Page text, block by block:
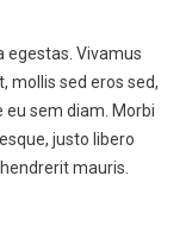
egestas. Vivamus
mollis sed eros sed,
sem diam. Morbi
justo libero
mauris.